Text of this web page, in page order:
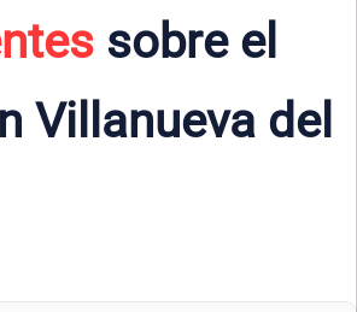
sobre el
Villanueva del